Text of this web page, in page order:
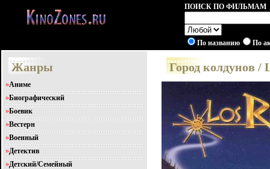
ПОИСК ПО ФИЛЬМАМ
По названию По
Жанры
»Аниме
»Биографический
»Боевик
»Вестерн
»Военный
»Детектив
»Детский/Семейный
Город колдунов /